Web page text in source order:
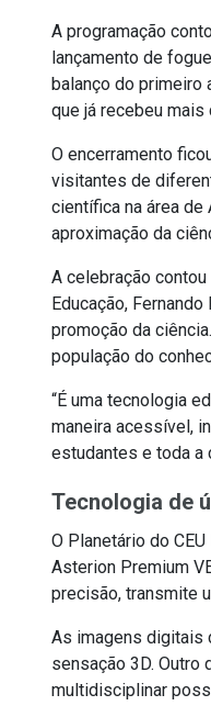
A programação
lançamento de
balanço do primeiro
que já recebeu
O encerramento
visitantes de
científica na área
aproximação da
A celebração
Educação,
promoção da
população do
“É uma tecnologia
maneira acessível,
estudantes e toda a
Tecnologia de
O Planetário do
Asterion Premium
precisão, transmite
As imagens digitais
sensação 3D.
multidisciplinar